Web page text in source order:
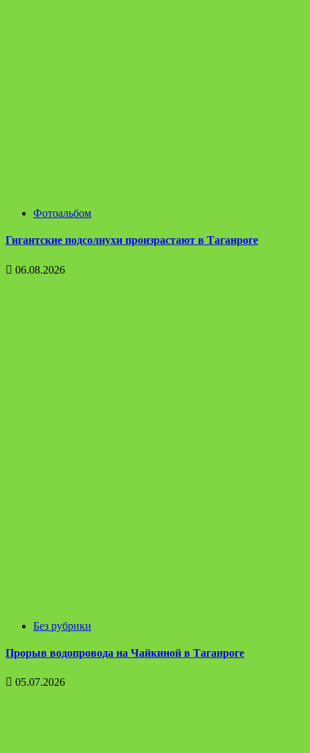
Фотоальбом
Гигантские подсолнухи произрастают в Таганроге
06.08.2026
Без рубрики
Прорыв водопровода на Чайкиной в Таганроге
05.07.2026